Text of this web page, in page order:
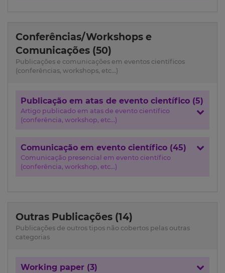
Conferências/Workshops e
Comunicações (50)
Publicações e comunicações em eventos científicos
(conferências, workshops, etc...)
Publicação em atas de evento científico (5)
Artigo publicado em atas de evento científico
(conferência, workshop, etc...)
Comunicação em evento científico (45)
Comunicação presencial em evento científico
(conferência, workshop, etc...)
Outras Publicações (14)
Publicações de outros tipos não cobertos pelas outras
categorias
Working paper (3)